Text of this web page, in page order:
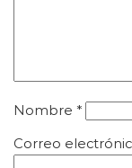
Nombre *
Correo